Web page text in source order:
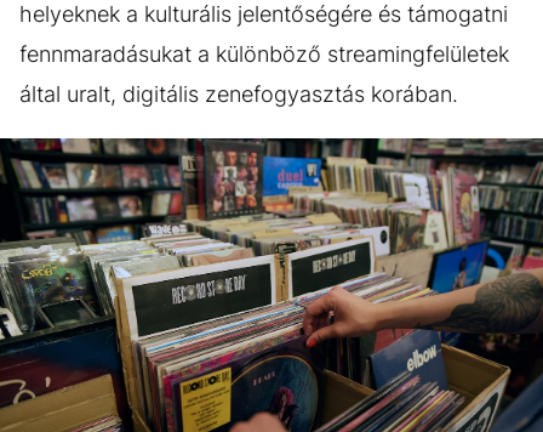
helyeknek a kulturális jelentőségére és támogatni
fennmaradásukat a különböző streamingfelületek
által uralt, digitális zenefogyasztás korában.